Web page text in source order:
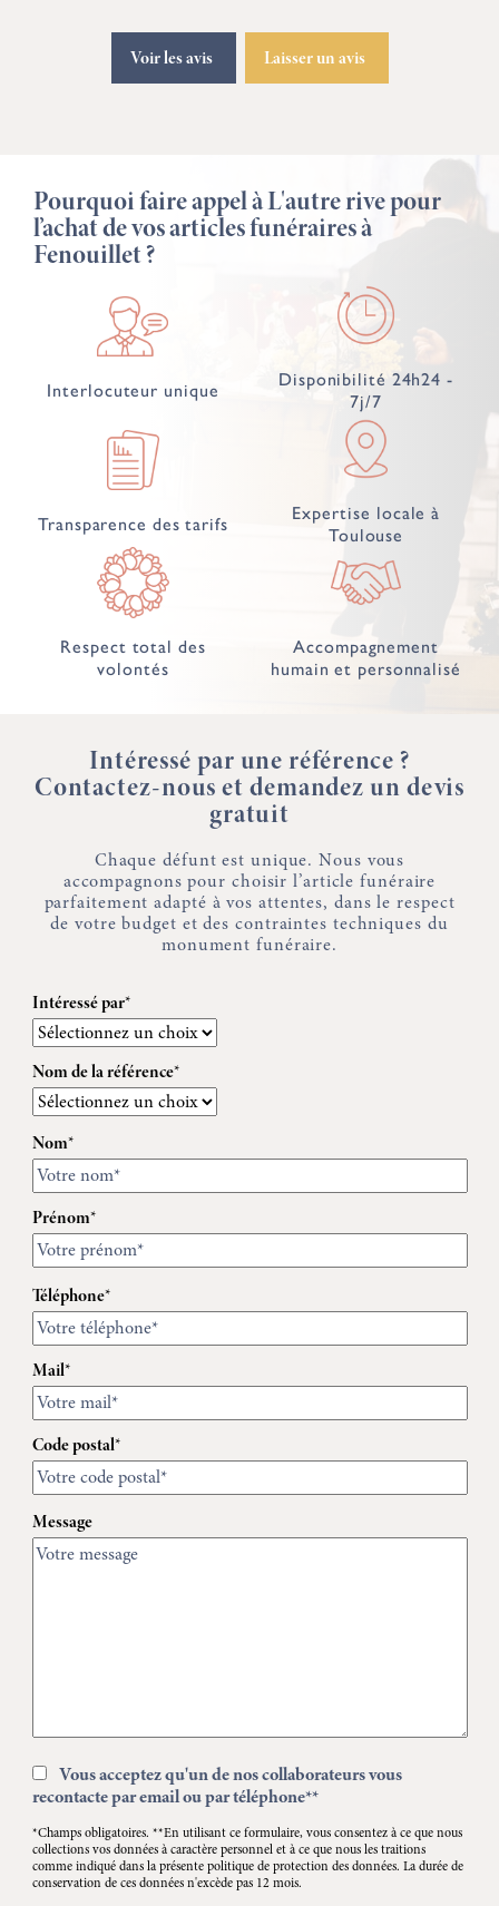
Voir les avis Laisser un avis
Pourquoi faire appel à L'autre rive pour
l’achat de vos articles funéraires à
Fenouillet ?
Interlocuteur unique
Disponibilité 24h24 -
7j/7
Transparence des tarifs
Expertise locale à
Toulouse
Respect total des
volontés
Accompagnement
humain et personnalisé
Intéressé par une référence ?
Contactez-nous et demandez un devis
gratuit
Chaque défunt est unique. Nous vous
accompagnons pour choisir l’article funéraire
parfaitement adapté à vos attentes, dans le respect
de votre budget et des contraintes techniques du
monument funéraire.
Intéressé par*
Nom de la référence*
Nom*
Prénom*
Téléphone*
Mail*
Code postal*
Message
Vous acceptez qu'un de nos collaborateurs vous
recontacte par email ou par téléphone**
*Champs obligatoires. **En utilisant ce formulaire, vous consentez à ce que nous
collections vos données à caractère personnel et à ce que nous les traitions
comme indiqué dans la présente politique de protection des données. La durée de
conservation de ces données n'excède pas 12 mois.